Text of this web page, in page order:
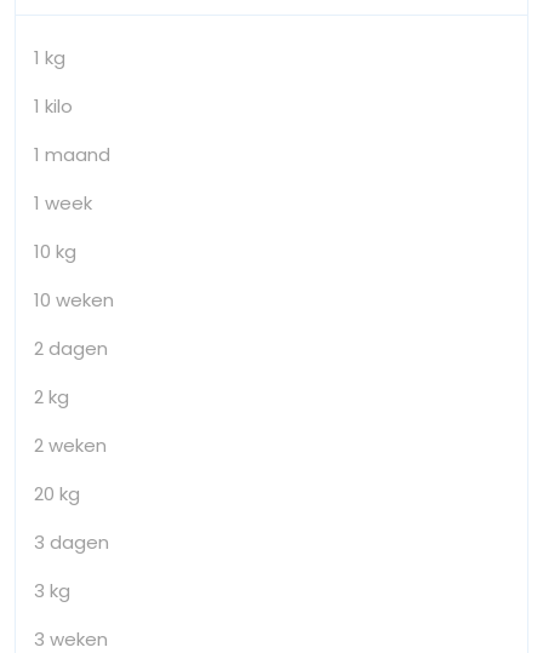
1 kg
1 kilo
1 maand
1 week
10 kg
10 weken
2 dagen
2 kg
2 weken
20 kg
3 dagen
3 kg
3 weken